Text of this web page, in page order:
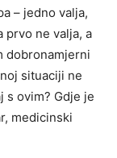
– jedno valja,
prvo ne valja, a
dobronamjerni
situaciji ne
s ovim? Gdje je
medicinski